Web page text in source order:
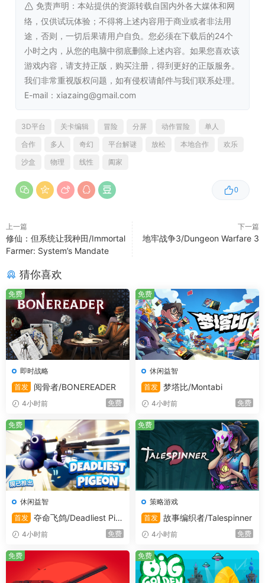
单人、双人、四人游玩
游戏玩法多种多样，有以下多种选择：
单人模式
配合。考验你们的技巧，在困难场景中互帮互助，因
为合作将是重中之重。
除了以上熟悉的模式外，我们带来了全新四人合作模
式！四人同行，碾压困难关卡！
0:00/00:04
玩出花样
秀出你的创意！搜寻宝藏也好，购买稀奇古怪的帽子也好
——用不同的打扮给新朋友开开眼！你可以特立独行或者是
选择和朋友搭对的外貌。
0:00/ 00:05
创造你的独特旅程
已经通关但意犹未尽？在Steam创意工坊里设计你自己的关
卡吧！把你的创意共享给游戏社区，还可以游玩别人的创意
关卡！想象不设限——寻找乐趣的路上，你无人可挡！
免责声明：本站提供的资源转载自国内外各大媒体和网
络，仅供试玩体验；不得将上述内容用于商业或者非法用
途，否则，一切后果请用户自负。您必须在下载后的24个
小时之内，从您的电脑中彻底删除上述内容。如果您喜欢该
游戏内容，请支持正版，购买注册，得到更好的正版服务。
我们非常重视版权问题，如有侵权请邮件与我们联系处理。
E-mail：xiazaing@gmail.com
0
3D平台 关卡编辑 冒险 分屏 动作冒险
单人
合作
多人 奇幻 平台解谜 放松 本地合作
欢乐
沙盒
物理 线性 阖家
上一篇
修仙：但系统让我种田/Immortal
Farmer: System’s Mandate
下一篇
地牢战争3/Dungeon Warfare 3
猜你喜欢
即时战略
首发
阅骨者/BONEREADER
4小时前 免费
免费
休闲益智
首发 梦塔比/Montabi
4小时前 免费
免费
休闲益智
首发 夺命飞鸽/Deadliest Pig
eon4小时前 免费
免费
策略游戏
首发 故事编织者/Talespinner
4小时前 免费
免费
免费 免费